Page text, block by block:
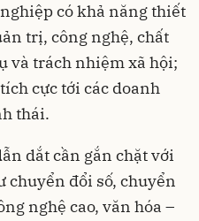
có khả năng thiết
trị, công nghệ, chất
và trách nhiệm xã hội;
cực tới các doanh
thái.
dắt cần gắn chặt với
chuyển đổi số, chuyển
nghệ cao, văn hóa –